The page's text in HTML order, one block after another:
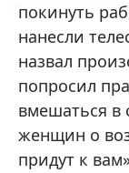
покинуть
нанесли
назвал
попросил
вмешаться в
женщин о
придут к